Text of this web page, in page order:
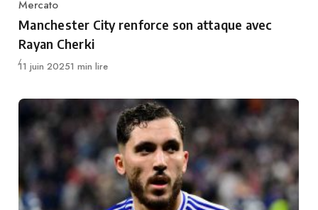
Category
Mercato
Manchester City renforce son attaque avec
Rayan Cherki
Publié
11 juin 20251 min lire